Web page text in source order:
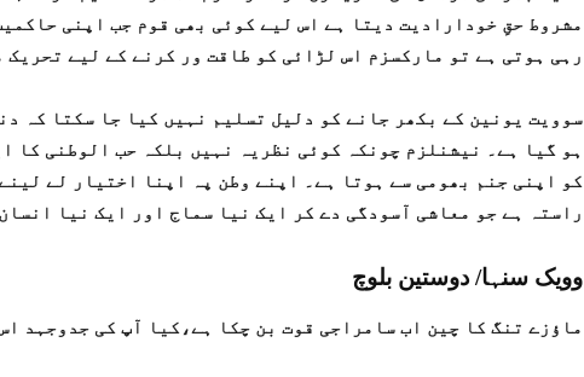
مشروط حقِ خودارادیت دیتا ہے اس لیے کوئی بھی قوم جب اپنی
رہی ہوتی ہے تو مارکسزم اس لڑائی کو طاقت ور کرنے کے لیے تحریک
سوویت یونین کے بکھر جانے کو دلیل تسلیم نہیں کیا جا سکتا کہ
ہو گیا ہے۔ نیشنلزم چونکہ کوئی نظریہ نہیں بلکہ حب الوطنی کا
کو اپنی جنم بھومی سے ہوتا ہے۔ اپنے وطن پہ اپنا اختیار لے
راستہ ہے جو معاشی آسودگی دے کر ایک نیا سماج اور ایک نیا
وویک سنہا/ دوستین بلوچ
ماؤزے تنگ کا چین اب سامراجی قوت بن چکا ہے،کیا آپ کی جدوجہد اس